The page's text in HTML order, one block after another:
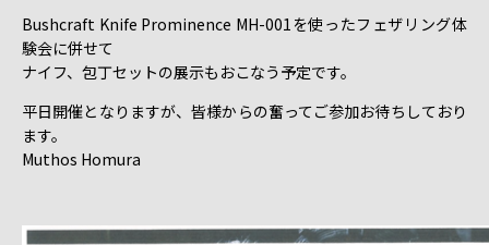
Bushcraft Knife Prominence MH-001を使ったフェザリング体
験会に併せて
ナイフ、包丁セットの展示もおこなう予定です。
平日開催となりますが、皆様からの奮ってご参加お待ちしており
ます。
Muthos Homura